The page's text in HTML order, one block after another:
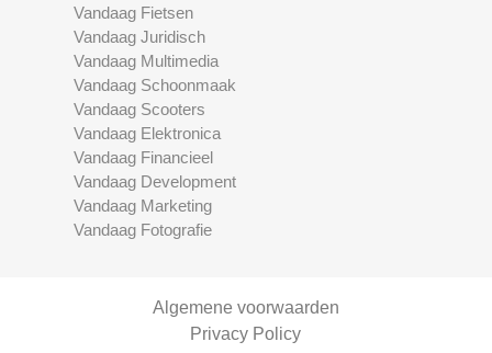
Vandaag Fietsen
Vandaag Juridisch
Vandaag Multimedia
Vandaag Schoonmaak
Vandaag Scooters
Vandaag Elektronica
Vandaag Financieel
Vandaag Development
Vandaag Marketing
Vandaag Fotografie
Algemene voorwaarden
Privacy Policy